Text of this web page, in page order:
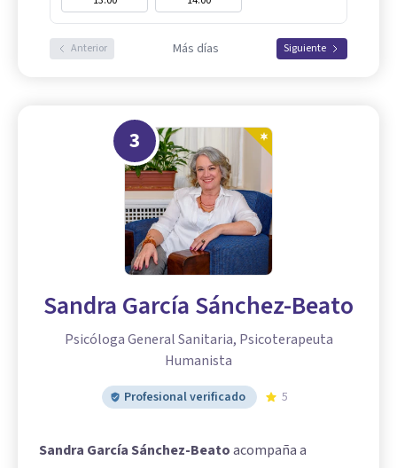
Anterior Más días Siguiente
3
Sandra García Sánchez-Beato
Psicóloga General Sanitaria, Psicoterapeuta
Humanista
Profesional verificado 5
Sandra García Sánchez-Beatoacompaña a